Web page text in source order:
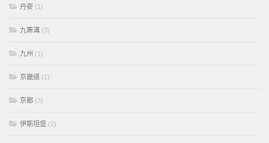
丹麥 (1)
九寨溝 (3)
九州 (1)
京畿道 (1)
京都 (3)
伊斯坦堡 (2)